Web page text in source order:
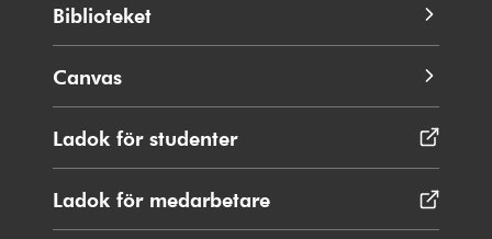
Biblioteket
Canvas
Ladok för studenterÖppnas
i
fönster
Ladok för medarbetare
i